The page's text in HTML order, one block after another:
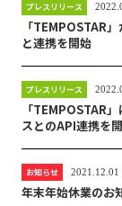
プレスリリース
「TEMPOSTAR
と連携を開始
プレスリリース
「TEMPOSTAR
スとのAPI連携を
お知らせ 2021.12.01
年末年始休業のお